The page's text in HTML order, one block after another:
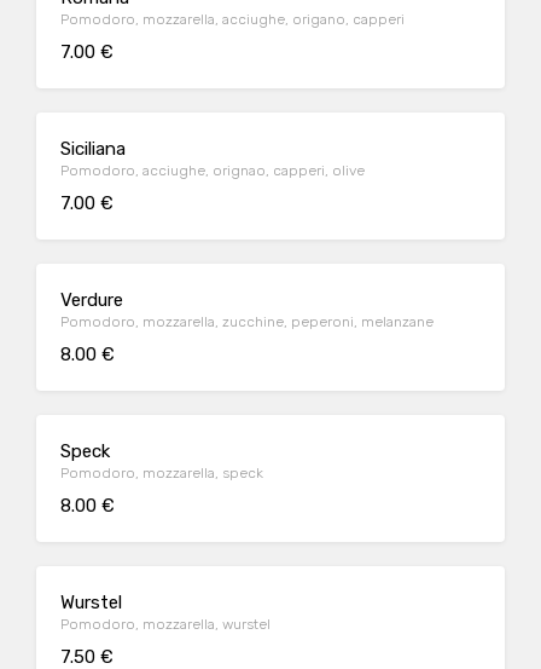
Pomodoro, mozzarella, acciughe, origano, capperi
7.00 €
Siciliana
Pomodoro, acciughe, orignao, capperi, olive
7.00 €
Verdure
Pomodoro, mozzarella, zucchine, peperoni, melanzane
8.00 €
Speck
Pomodoro, mozzarella, speck
8.00 €
Wurstel
Pomodoro, mozzarella, wurstel
7.50 €